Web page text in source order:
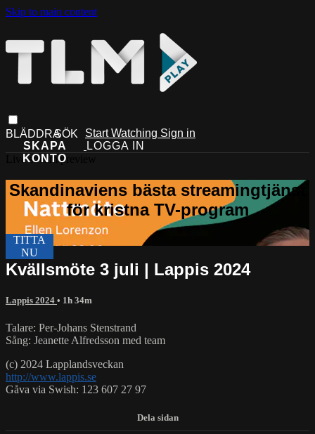
Skip to main content
Start Watching Sign in
Live stream preview
Kvällsmöte 3 juli | Lappis 2024
Lappis 2024 • 1h 34m
Talare: Per-Johans Stenstrand
Sång: Jeanette Alfredsson med team
(c) 2024 Lapplandsveckan
http://www.lappis.se
Gåva via Swish: 123 607 27 97